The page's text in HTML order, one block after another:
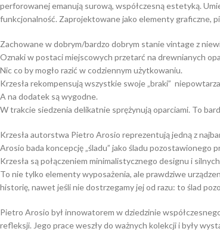
perforowanej emanują surową, współczesną estetyką.
funkcjonalność. Zaprojektowane jako elementy graficzne,
Zachowane w dobrym/bardzo dobrym stanie vintage z
Oznaki w postaci miejscowych przetarć na drewnianych
Nic co by mogło razić w codziennym użytkowaniu.
Krzesła rekompensują wszystkie swoje „braki”
A na dodatek są wygodne.
W trakcie siedzenia delikatnie sprężynują oparciami. To
Krzesła autorstwa Pietro Arosio reprezentują jedną z
Arosio bada koncepcję „śladu” jako śladu pozostawionego
Krzesła są połączeniem minimalistycznego designu i
To nie tylko elementy wyposażenia, ale prawdziwe
historię, nawet jeśli nie dostrzegamy jej od razu: to ślad
Pietro Arosio był innowatorem w dziedzinie
refleksji. Jego prace weszły do ważnych kolekcji i były